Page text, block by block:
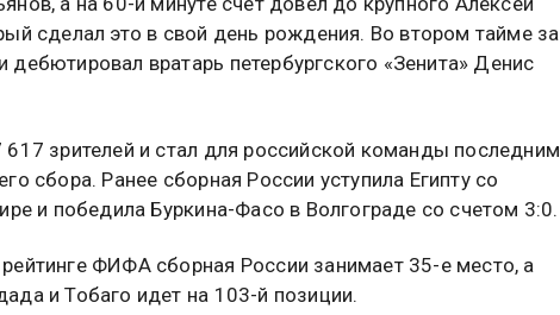
сделал это в свой день рождения. Во втором тайме за
дебютировал вратарь петербургского «Зенита» Денис
зрителей и стал для российской команды последним
сбора. Ранее сборная России уступила Египту со
и победила Буркина-Фасо в Волгограде со счетом 3:0.
ФИФА сборная России занимает 35-е место, а
и Тобаго идет на 103-й позиции.